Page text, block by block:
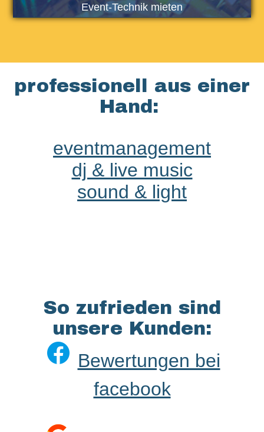
Event-Technik mieten
professionell aus einer
Hand:
eventmanagement
dj & live music
sound & light
So zufrieden sind
unsere Kunden:
Bewertungen bei
facebook